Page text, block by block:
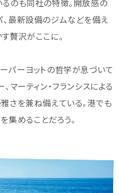
のも同社の特徴。開放感の
最新設備のジムなどを備え
贅沢がここに。
パーヨットの哲学が息づいて
マーティン・フランシスによる
さを兼ね備えている。港でも
集めることだろう。